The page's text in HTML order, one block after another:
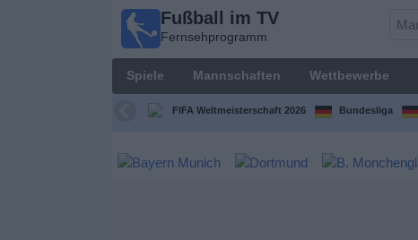
Fußball im TV
Fernsehprogramm
Spiele Mannschaften Wettbewerbe
FIFA Weltmeisterschaft 2026 Bundesliga
Fußball im
Fernsehprogramm